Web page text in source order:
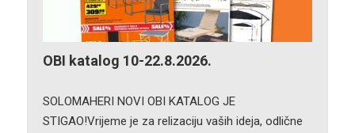
OBI katalog 10-22.8.2026.
SOLOMAHERI NOVI OBI KATALOG JE
STIGAO!Vrijeme je za relizaciju vaših ideja, odlične